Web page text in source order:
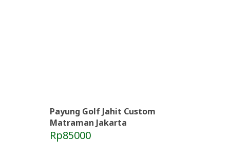
Payung Golf Jahit Custom
Matraman Jakarta
Rp85000